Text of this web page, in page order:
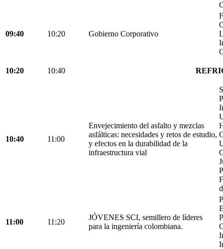
09:40 10:20 Gobierno Corporativo
10:20 10:40
10:40 11:00
Envejecimiento del asfalto y mezclas
asfálticas: necesidades y retos de estudio,
y efectos en la durabilidad de la
infraestructura vial
11:00 11:20
JÓVENES SCI, semillero de líderes
para la ingeniería colombiana.